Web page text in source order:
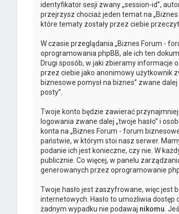
identyfikator sesji zwany „session-id”,
przejrzysz chociaż jeden temat na
które tematy zostały przez ciebie
W czasie przeglądania „Biznes Forum -
oprogramowania phpBB, ale ich ten
Drugi sposób, w jaki zbieramy informacje
przez ciebie jako anonimowy użytkownik
biznesowe pomysł na biznes” zwane
posty”.
Twoje konto będzie zawierać
logowania zwane dalej „twoje hasło” i
konta na „Biznes Forum - forum
państwie, w którym stoi nasz serwer.
podanie ich jest konieczne, czy nie. W
publicznie. Co więcej, w panelu
generowanych przez oprogramowanie
Twoje hasło jest zaszyfrowane, więc jest
internetowych. Hasło to umożliwia dostęp
żadnym wypadku nie podawaj nikomu .